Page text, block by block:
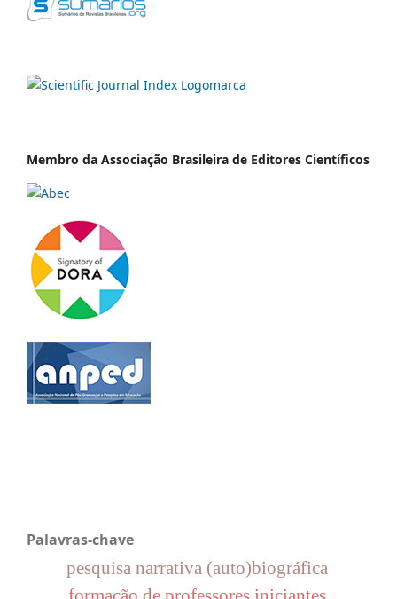
Membro da Associação Brasileira de Editores Científicos
Palavras-chave
pesquisa narrativa (auto)biográfica